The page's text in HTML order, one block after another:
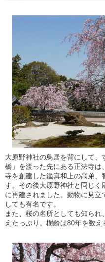
大原野神社の鳥居を背にして
橋」を渡った先にある正法寺は
寺を創建した鑑真和上の高弟
す。その後大原野神社と同じ
に再建されました。動物に見立
しても有名です。
また、桜の名所としても知ら
えたっぷり。樹齢は80年を数え